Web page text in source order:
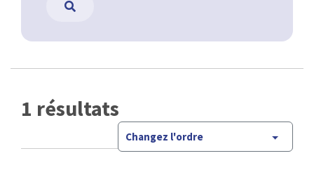
1 résultats
Changez l'ordre